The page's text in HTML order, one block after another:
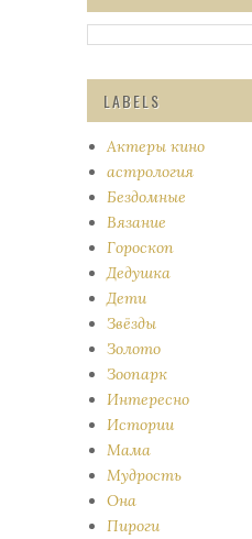
LABELS
Актеры кино
астрология
Бездомные
Вязание
Гороскоп
Дедушка
Дети
Звёзды
Золото
Зоопарк
Интересно
Истории
Мама
Мудрость
Она
Пироги